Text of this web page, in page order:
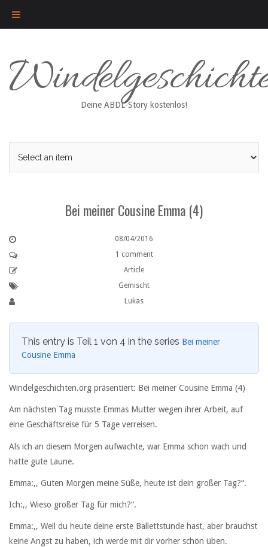
content
Deine ABDL-Story kostenlos!
Bei meiner Cousine Emma (4)
08/04/2016
1 comment
Article
Gemischt
Lukas
This entry is Teil 1 von 4 in the series Bei meiner
Cousine Emma
Windelgeschichten.org präsentiert: Bei meiner Cousine Emma (4)
Am nächsten Tag musste Emmas Mutter wegen ihrer Arbeit, auf
eine Geschäftsreise für 5 Tage verreisen.
Als ich an diesem Morgen aufwachte, war Emma schon wach und
hatte gute Laune.
Emma:,, Guten Morgen meine Süße, heute ist dein großer Tag?“.
Ich:,, Wieso großer Tag für mich?“.
Emma:,, Weil du heute deine erste Ballettstunde hast, aber brauchst
keine Angst zu haben, ich werde mit dir vorher schön üben.